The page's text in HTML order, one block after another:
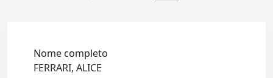
Nome completo
FERRARI, ALICE